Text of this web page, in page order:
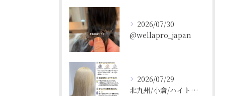
2026/07/30
@wellapro_japan
2026/07/29
北九州/小倉/ハイトーン/ケアブリーチ/ブリーチカラー